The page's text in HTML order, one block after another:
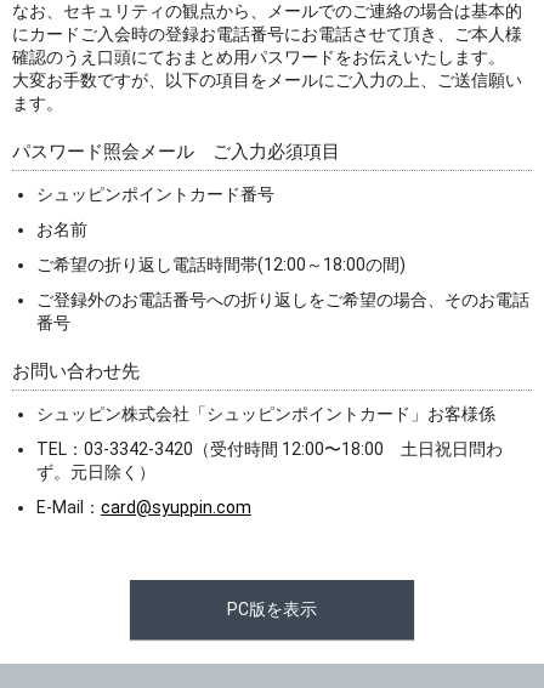
なお、セキュリティの観点から、メールでのご連絡の場合は基本的
にカードご入会時の登録お電話番号にお電話させて頂き、ご本人様
確認のうえ口頭にておまとめ用パスワードをお伝えいたします。
大変お手数ですが、以下の項目をメールにご入力の上、ご送信願い
ます。
パスワード照会メール ご入力必須項目
シュッピンポイントカード番号
お名前
ご希望の折り返し電話時間帯(12:00～18:00の間)
ご登録外のお電話番号への折り返しをご希望の場合、そのお電話
番号
お問い合わせ先
シュッピン株式会社「シュッピンポイントカード」お客様係
TEL：03-3342-3420（受付時間 12:00〜18:00 土日祝日問わ
ず。元日除く）
E-Mail： card@syuppin.com
PC版を表示